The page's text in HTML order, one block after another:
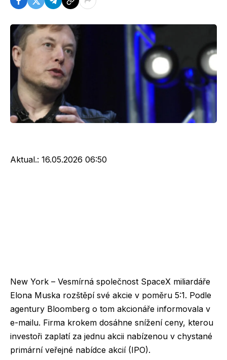
Aktual.: 16.05.2026 06:50
New York – Vesmírná společnost SpaceX miliardáře
Elona Muska rozštěpí své akcie v poměru 5:1. Podle
agentury Bloomberg o tom akcionáře informovala v
e-mailu. Firma krokem dosáhne snížení ceny, kterou
investoři zaplatí za jednu akcii nabízenou v chystané
primární veřejné nabídce akcií (IPO).